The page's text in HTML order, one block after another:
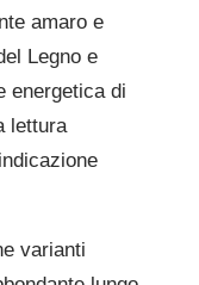
amaro e
Legno e
energetica di
lettura
varianti